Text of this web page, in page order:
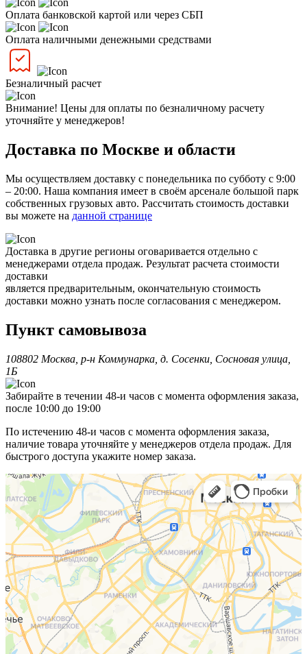
Оплата банковской картой или через СБП
Оплата наличными денежными средствами
Безналичный расчет
Внимание! Цены для оплаты по безналичному расчету
уточняйте у менеджеров!
Доставка по Москве и области
Мы осуществляем доставку с понедельника по субботу с 9:00
– 20:00. Наша компания имеет в своём арсенале большой парк
собственных грузовых авто. Рассчитать стоимость доставки
вы можете на данной странице
Доставка в другие регионы оговаривается отдельно с
менеджерами отдела продаж. Результат расчета стоимости
доставки
является предварительным, окончательную стоимость
доставки можно узнать после согласования с менеджером.
Пункт самовывоза
108802 Москва, р-н Коммунарка, д. Сосенки, Сосновая улица,
1Б
Забирайте в течении 48-и часов с момента оформления заказа,
после 10:00 до 19:00
По истечению 48-и часов с момента оформления заказа,
наличие товара уточняйте у менеджеров отдела продаж. Для
быстрого доступа укажите номер заказа.